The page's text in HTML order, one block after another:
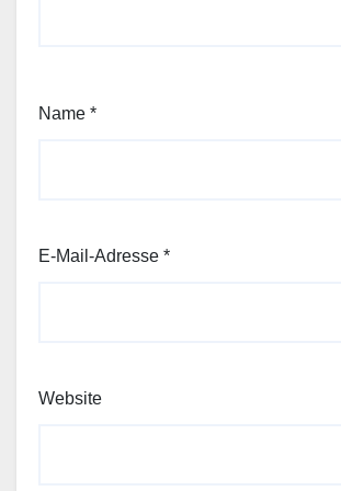
Name *
E-Mail-Adresse *
Website